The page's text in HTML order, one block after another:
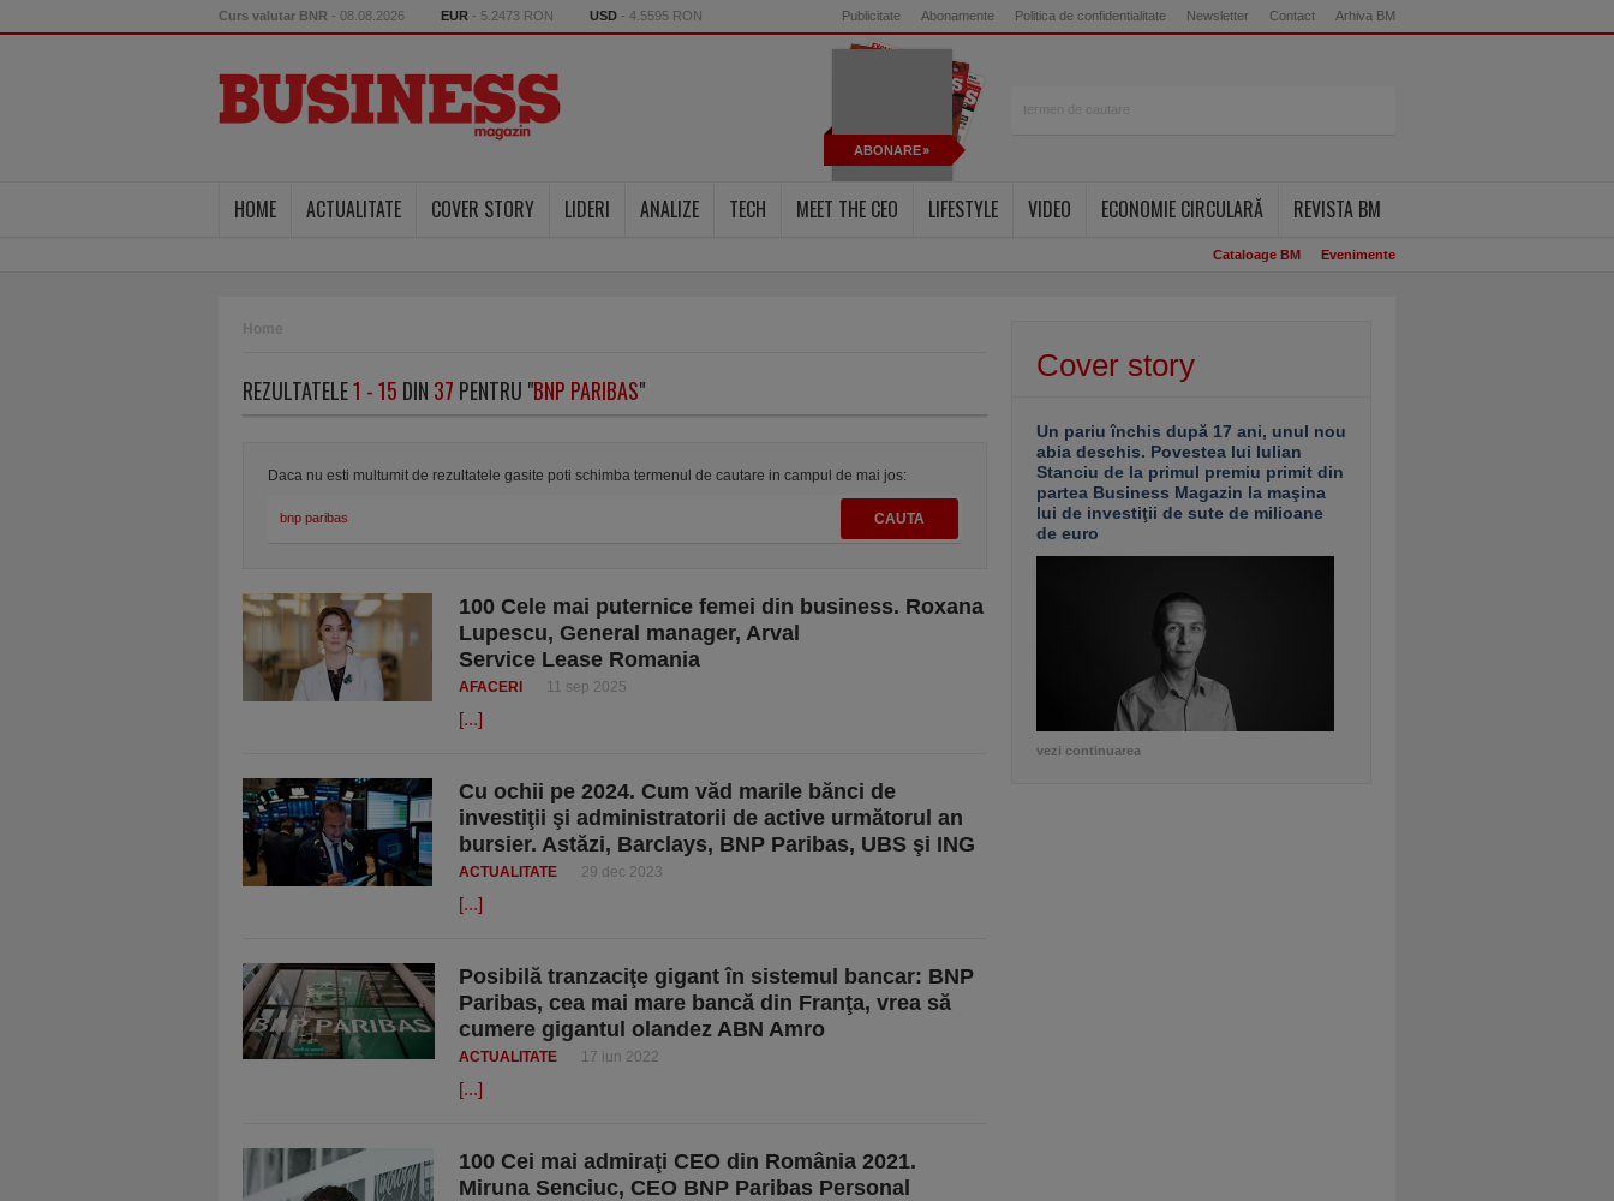
Curs valutar BNR - 08.08.2026 EUR - 5.2473 RON USD - 4.5595 RON Publicitate Abonamente Politica de confidentialitate Newsletter Contact Arhiva BM
ABONARE
HOME ACTUALITATE COVER STORY LIDERI ANALIZE TECH MEET THE CEO LIFESTYLE VIDEO ECONOMIE CIRCULARĂ REVISTA BM
Cataloage BM Evenimente
Home
REZULTATELE1 - 15 DIN 37 PENTRU "BNP PARIBAS"
Daca nu esti multumit de rezultatele gasite poti schimba termenul de cautare in campul de mai jos:
100 Cele mai puternice femei din business. Roxana
Lupescu, General manager, Arval
Service Lease Romania
AFACERI 11 sep 2025
[...]
Cu ochii pe 2024. Cum văd marile bănci de
investiţii şi administratorii de active următorul an
bursier. Astăzi, Barclays, BNP Paribas, UBS şi ING
ACTUALITATE 29 dec 2023
[...]
Posibilă tranzaciţe gigant în sistemul bancar: BNP
Paribas, cea mai mare bancă din Franţa, vrea să
cumere gigantul olandez ABN Amro
ACTUALITATE 17 iun 2022
[...]
100 Cei mai admiraţi CEO din România 2021.
Miruna Senciuc, CEO BNP Paribas Personal
Cover story
Un pariu închis după 17 ani, unul nou
abia deschis. Povestea lui Iulian
Stanciu de la primul premiu primit din
partea Business Magazin la maşina
lui de investiţii de sute de milioane
de euro
vezi continuarea